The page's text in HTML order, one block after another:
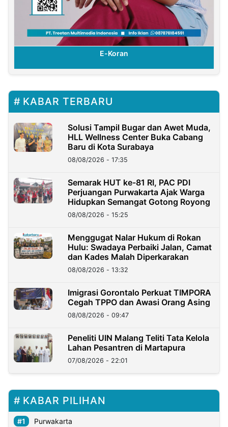
E-Koran
KABAR TERBARU
Solusi Tampil Bugar dan Awet Muda,
HLL Wellness Center Buka Cabang
Baru di Kota Surabaya
08/08/2026 - 17:35
Semarak HUT ke-81 RI, PAC PDI
Perjuangan Purwakarta Ajak Warga
Hidupkan Semangat Gotong Royong
08/08/2026 - 15:25
Menggugat Nalar Hukum di Rokan
Hulu: Swadaya Perbaiki Jalan, Camat
dan Kades Malah Diperkarakan
08/08/2026 - 13:32
Imigrasi Gorontalo Perkuat TIMPORA
Cegah TPPO dan Awasi Orang Asing
08/08/2026 - 09:47
Peneliti UIN Malang Teliti Tata Kelola
Lahan Pesantren di Martapura
07/08/2026 - 22:01
KABAR PILIHAN
Purwakarta